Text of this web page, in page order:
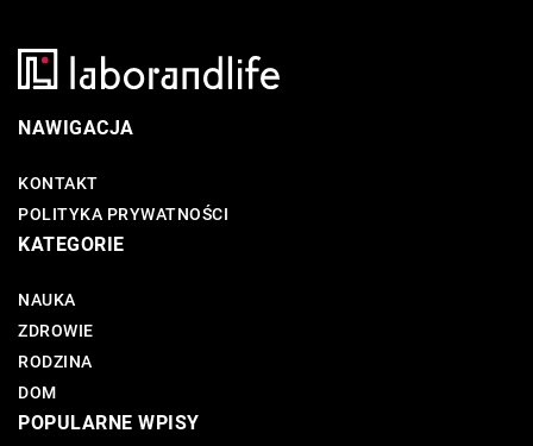
NAWIGACJA
KONTAKT
POLITYKA PRYWATNOŚCI
KATEGORIE
NAUKA
ZDROWIE
RODZINA
DOM
POPULARNE WPISY